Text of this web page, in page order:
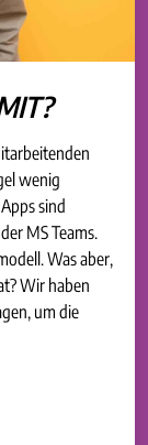
wenig
sind
MS Teams.
Was aber,
Wir haben
um die